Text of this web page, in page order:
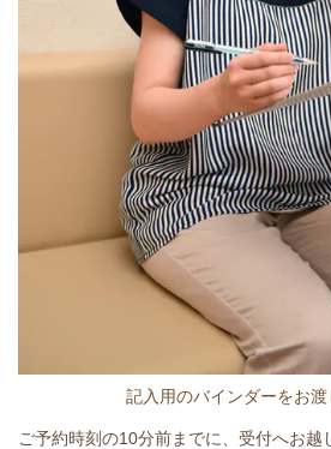
記入用のバインダーをお渡
ご予約時刻の10分前までに、受付へお越